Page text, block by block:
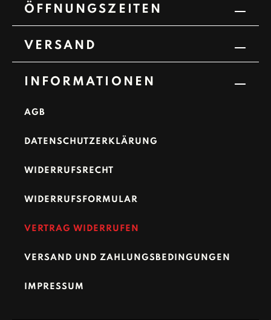
ÖFFNUNGSZEITEN
VERSAND
INFORMATIONEN
AGB
DATENSCHUTZERKLÄRUNG
WIDERRUFSRECHT
WIDERRUFSFORMULAR
VERTRAG WIDERRUFEN
VERSAND UND ZAHLUNGSBEDINGUNGEN
IMPRESSUM